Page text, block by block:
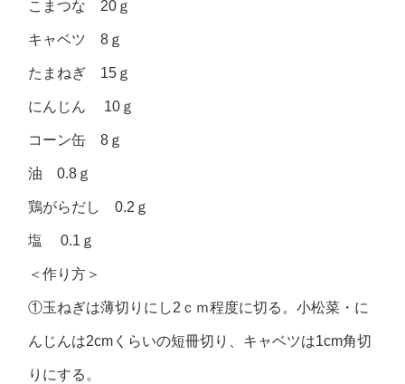
こまつな 20ｇ
キャベツ 8ｇ
たまねぎ 15ｇ
にんじん 10ｇ
コーン缶 8ｇ
油 0.8ｇ
鶏がらだし 0.2ｇ
塩 0.1ｇ
＜作り方＞
①玉ねぎは薄切りにし2ｃｍ程度に切る。小松菜・に
んじんは2cmくらいの短冊切り、キャベツは1cm角切
りにする。